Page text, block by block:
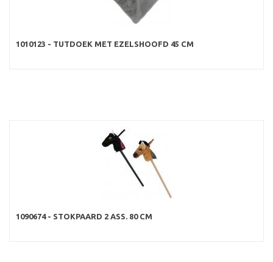
1010123 - TUTDOEK MET EZELSHOOFD 45 CM
1090674 - STOKPAARD 2 ASS. 80 CM